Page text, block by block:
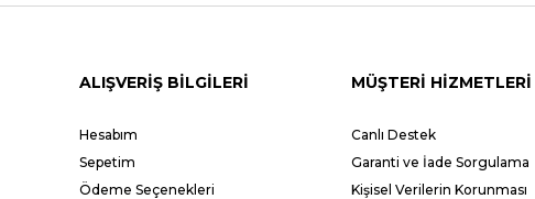
ALIŞVERİŞ BİLGİLERİ
Hesabım
Sepetim
Ödeme Seçenekleri
MÜŞTERİ HİZMETLERİ
Canlı Destek
Garanti ve İade Sorgulama
Kişisel Verilerin Korunması